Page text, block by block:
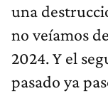
una
no veíamos
2024. Y el
pasado ya